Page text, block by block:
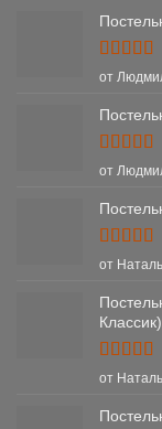
Оценка
от
Оценка
от
Оценка
от
Классик)
Оценка
от